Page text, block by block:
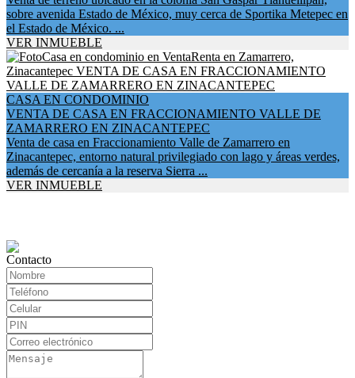
sobre avenida Estado de México, muy cerca de Sportika Metepec en
el Estado de México. ...
VER INMUEBLE
CASA EN CONDOMINIO
VENTA DE CASA EN FRACCIONAMIENTO VALLE DE
ZAMARRERO EN ZINACANTEPEC
Venta de casa en Fraccionamiento Valle de Zamarrero en
Zinacantepec, entorno natural privilegiado con lago y áreas verdes,
además de cercanía a la reserva Sierra ...
VER INMUEBLE
Contacto